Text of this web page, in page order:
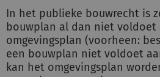
In het publieke bouwrecht is
bouwplan al dan niet voldoet
omgevingsplan (voorheen:
een bouwplan niet voldoet
kan het omgevingsplan